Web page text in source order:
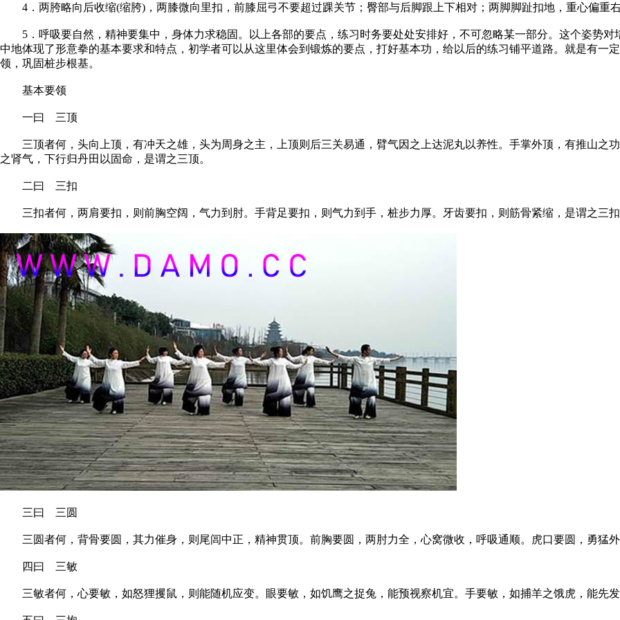
4．两胯略向后收缩(缩胯)，两膝微向里扣，前膝屈弓不要超过踝关节；臀部与后脚跟上下相对；两脚脚趾扣地，重心偏重
5．呼吸要自然，精神要集中，身体力求稳固。以上各部的要点，练习时务要处处安排好，不可忽略某一部分。这个姿势对
中地体现了形意拳的基本要求和特点，初学者可以从这里体会到锻炼的要点，打好基本功，给以后的练习铺平道路。就是有一
领，巩固桩步根基。
基本要领
一曰 三顶
三顶者何，头向上顶，有冲天之雄，头为周身之主，上顶则后三关易通，臂气因之上达泥丸以养性。手掌外顶，有推山之
之肾气，下行归丹田以固命，是谓之三顶。
二曰 三扣
三扣者何，两肩要扣，则前胸空阔，气力到肘。手背足要扣，则气力到手，桩步力厚。牙齿要扣，则筋骨紧缩，是谓之三
三曰 三圆
三圆者何，背骨要圆，其力催身，则尾闾中正，精神贯顶。前胸要圆，两肘力全，心窝微收，呼吸通顺。虎口要圆，勇猛
四曰 三敏
三敏者何，心要敏，如怒狸攫鼠，则能随机应变。眼要敏，如饥鹰之捉兔，能预视察机宜。手要敏，如捕羊之饿虎，能先